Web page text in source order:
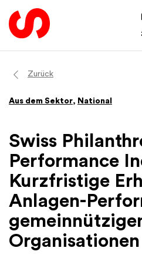
Verzeichnis
Recherche
Spenden-Tools
Netzwerke
Spheriq AI
Fundraising-Tipps
Finanzen
Academy
Aus dem Sektor
International
Zurück
Aus dem Sektor, National
Swiss
Performance
Kurzfristige
Anlagen-
Organisationen